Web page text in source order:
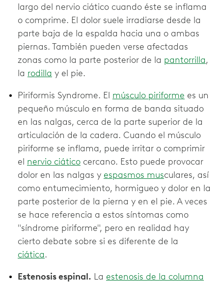
largo del nervio ciático cuando éste se inflama
o comprime. El dolor suele irradiarse desde la
parte baja de la espalda hacia una o ambas
piernas. También pueden verse afectadas
zonas como la parte posterior de la pantorrilla,
la rodilla y el pie.
Piriformis Syndrome. El músculo piriforme es un
pequeño músculo en forma de banda situado
en las nalgas, cerca de la parte superior de la
articulación de la cadera. Cuando el músculo
piriforme se inflama, puede irritar o comprimir
el nervio ciático cercano. Esto puede provocar
dolor en las nalgas y espasmos musculares, así
como entumecimiento, hormigueo y dolor en la
parte posterior de la pierna y en el pie. A veces
se hace referencia a estos síntomas como
"síndrome piriforme", pero en realidad hay
cierto debate sobre si es diferente de la
ciática.
Estenosis espinal. La estenosis de la columna